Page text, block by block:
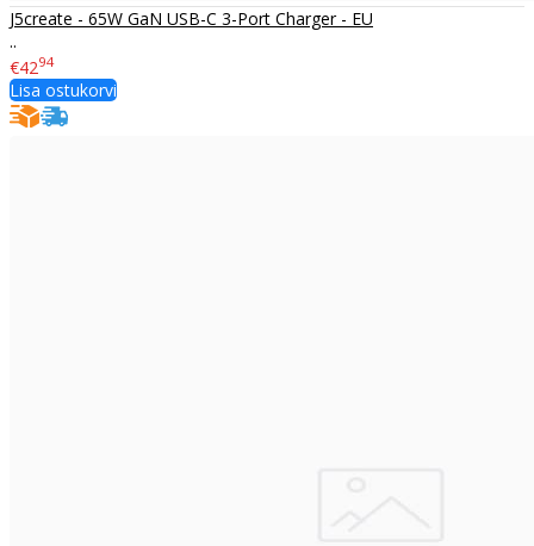
J5create - 65W GaN USB-C 3-Port Charger - EU
..
€4294
Lisa ostukorvi